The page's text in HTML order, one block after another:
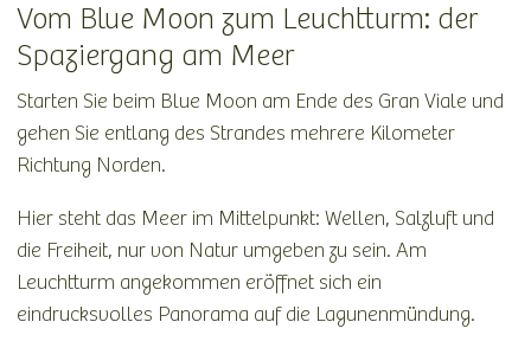
Vom Blue Moon zum Leuchtturm: der
Spaziergang am Meer
Starten Sie beim Blue Moon am Ende des Gran Viale und
gehen Sie entlang des Strandes mehrere Kilometer
Richtung Norden.
Hier steht das Meer im Mittelpunkt: Wellen, Salzluft und
die Freiheit, nur von Natur umgeben zu sein. Am
Leuchtturm angekommen eröffnet sich ein
eindrucksvolles Panorama auf die Lagunenmündung.